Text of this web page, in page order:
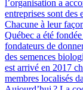
l’organisation a
entreprises sont des
Chacune à leur
Québec a été
fondateurs de
des semences
est arrivé en 2017
membres localisés